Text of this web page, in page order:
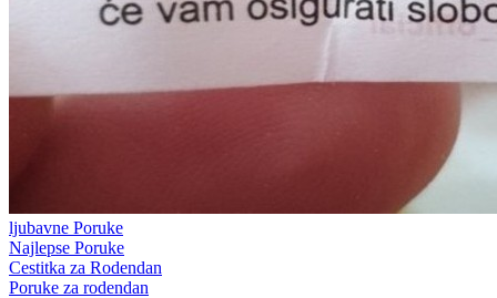
ljubavne Poruke
Najlepse Poruke
Cestitka za Rodendan
Poruke za rodendan